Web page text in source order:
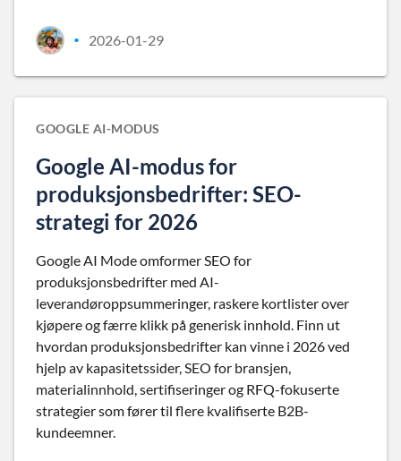
• 2026-01-29
GOOGLE AI-MODUS
Google AI-modus for
produksjonsbedrifter: SEO-
strategi for 2026
Google AI Mode omformer SEO for
produksjonsbedrifter med AI-
leverandøroppsummeringer, raskere kortlister over
kjøpere og færre klikk på generisk innhold. Finn ut
hvordan produksjonsbedrifter kan vinne i 2026 ved
hjelp av kapasitetssider, SEO for bransjen,
materialinnhold, sertifiseringer og RFQ-fokuserte
strategier som fører til flere kvalifiserte B2B-
kundeemner.